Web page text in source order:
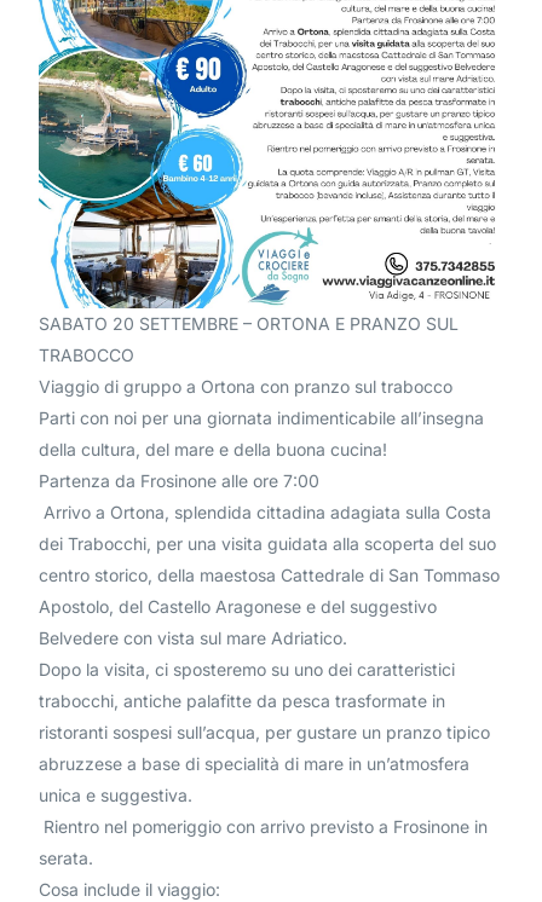
SABATO 20 SETTEMBRE – ORTONA E PRANZO SUL
TRABOCCO
Viaggio di gruppo a Ortona con pranzo sul trabocco
Parti con noi per una giornata indimenticabile all’insegna
della cultura, del mare e della buona cucina!
Partenza da Frosinone alle ore 7:00
Arrivo a Ortona, splendida cittadina adagiata sulla Costa
dei Trabocchi, per una visita guidata alla scoperta del suo
centro storico, della maestosa Cattedrale di San Tommaso
Apostolo, del Castello Aragonese e del suggestivo
Belvedere con vista sul mare Adriatico.
Dopo la visita, ci sposteremo su uno dei caratteristici
trabocchi, antiche palafitte da pesca trasformate in
ristoranti sospesi sull’acqua, per gustare un pranzo tipico
abruzzese a base di specialità di mare in un’atmosfera
unica e suggestiva.
Rientro nel pomeriggio con arrivo previsto a Frosinone in
serata.
Cosa include il viaggio: